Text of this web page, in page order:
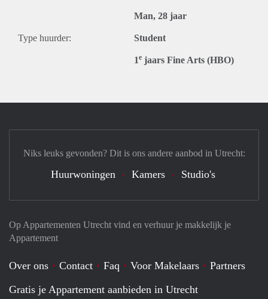
Man, 28 jaar
Type huurder: Student
1e jaars Fine Arts (HBO)
Op Appartementen Utrecht vind en verhuur je makkelijk je
Appartement
Over ons Contact Faq Voor Makelaars
Partners
Gratis je Appartement aanbieden in Utrecht
Niks leuks gevonden? Dit is ons andere aanbod in Utrecht:
Huurwoningen Kamers Studio's